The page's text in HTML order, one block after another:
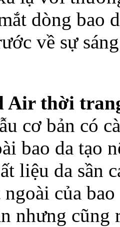
Ốp lưng iPhone
Bao da iPhone 5
Túi đựng iPad
dòng bao
về sự
Air thời
cơ bản có
bao da tạo
liệu da sần
của
nhưng cũng